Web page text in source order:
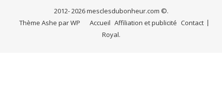
2012- 2026 mesclesdubonheur.com ©.
Accueil Affiliation et publicité Contact
Thème Ashe parWP
Royal.